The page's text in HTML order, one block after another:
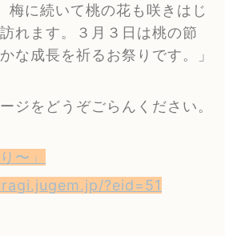
梅に続いて桃の花も咲きはじ
れます。３月３日は桃の節
な成長を祈るお祭りです。」
ジをどうぞごらんください。
〜」
?eid=51